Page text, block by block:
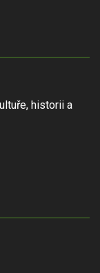
historii a